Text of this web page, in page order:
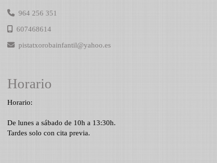
964 256 351
607468614
pistatxorobainfantil
yahoo.es
Horario
Horario:
De lunes a sábado de 10h a 13:30h.
Tardes solo con cita previa.